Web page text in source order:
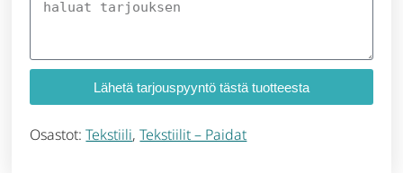
Lähetä tarjouspyyntö tästä tuotteesta
Osastot:Tekstiili,Tekstiilit – Paidat